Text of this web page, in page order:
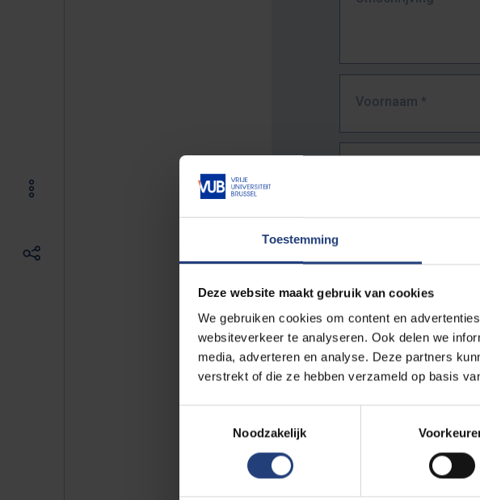
Toestemming
Deze website maakt gebruik van cookies
We gebruiken cookies om content en
websiteverkeer te analyseren. Ook delen we
media, adverteren en analyse. Deze partners
verstrekt of die ze hebben verzameld op basis
Noodzakelijk
Voornaam *
URL*
De volledige URL van de pagina
Bv. https://www.vub.be/nl/